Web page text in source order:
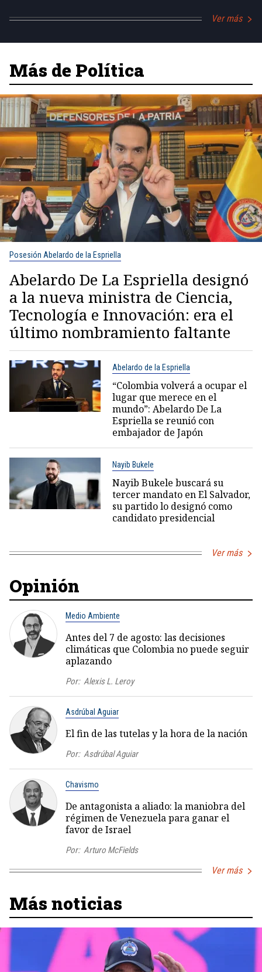
Ver más
Más de Política
Posesión Abelardo de la Espriella
Abelardo De La Espriella designó
a la nueva ministra de Ciencia,
Tecnología e Innovación: era el
último nombramiento faltante
Abelardo de la Espriella
“Colombia volverá a ocupar el
lugar que merece en el
mundo”: Abelardo De La
Espriella se reunió con
embajador de Japón
Nayib Bukele
Nayib Bukele buscará su
tercer mandato en El Salvador,
su partido lo designó como
candidato presidencial
Ver más
Opinión
Medio Ambiente
Antes del 7 de agosto: las decisiones
climáticas que Colombia no puede seguir
aplazando
Por: Alexis L. Leroy
Asdrúbal Aguiar
El fin de las tutelas y la hora de la nación
Por: Asdrúbal Aguiar
Chavismo
De antagonista a aliado: la maniobra del
régimen de Venezuela para ganar el
favor de Israel
Por: Arturo McFields
Ver más
Más noticias